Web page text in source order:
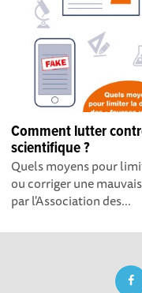
Comment lutter
scientifique ?
Quels moyens pour
ou corriger une
par l'Association des...